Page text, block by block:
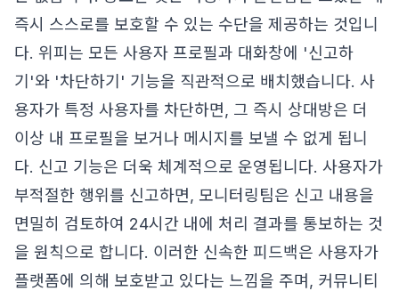
즉시 스스로를 보호할 수 있는 수단을 제공하는 것입니
다. 위피는 모든 사용자 프로필과 대화창에 '신고하
기'와 '차단하기' 기능을 직관적으로 배치했습니다. 사
용자가 특정 사용자를 차단하면, 그 즉시 상대방은 더
이상 내 프로필을 보거나 메시지를 보낼 수 없게 됩니
다. 신고 기능은 더욱 체계적으로 운영됩니다. 사용자가
부적절한 행위를 신고하면, 모니터링팀은 신고 내용을
면밀히 검토하여 24시간 내에 처리 결과를 통보하는 것
을 원칙으로 합니다. 이러한 신속한 피드백은 사용자가
플랫폼에 의해 보호받고 있다는 느낌을 주며, 커뮤니티